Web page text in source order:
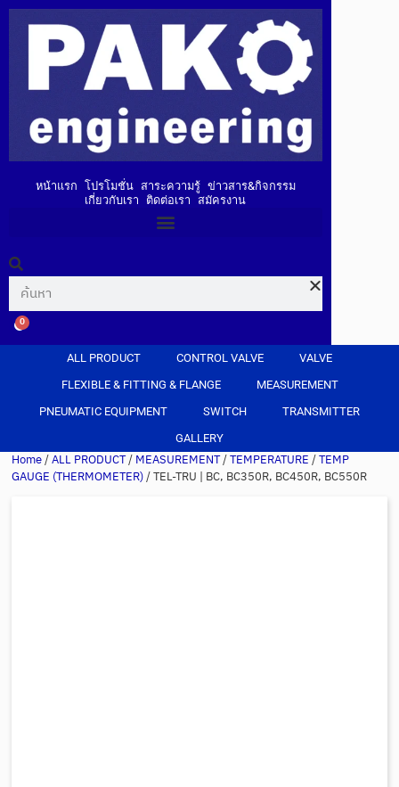
หน้าแรก โปรโมชั่น สาระความรู้ ข่าวสาร&กิจกรรม
เกี่ยวกับเรา
ติดต่อเรา สมัครงาน
0
ALL PRODUCT CONTROL VALVE
VALVE
FLEXIBLE & FITTING & FLANGE
MEASUREMENT
PNEUMATIC EQUIPMENT
SWITCH
TRANSMITTER
GALLERY
Home/ALL PRODUCT/MEASUREMENT/TEMPERATURE/TEMP
GAUGE (THERMOMETER)/ TEL-TRU | BC, BC350R, BC450R, BC550R